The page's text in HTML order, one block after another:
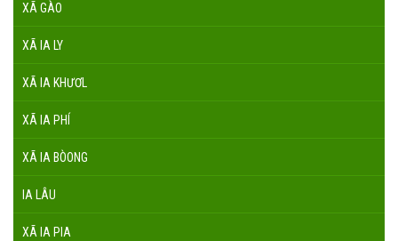
XÃ GÀO
XÃ IA LY
XÃ IA KHƯƠL
XÃ IA PHÍ
XÃ IA BÒONG
IA LÂU
XÃ IA PIA